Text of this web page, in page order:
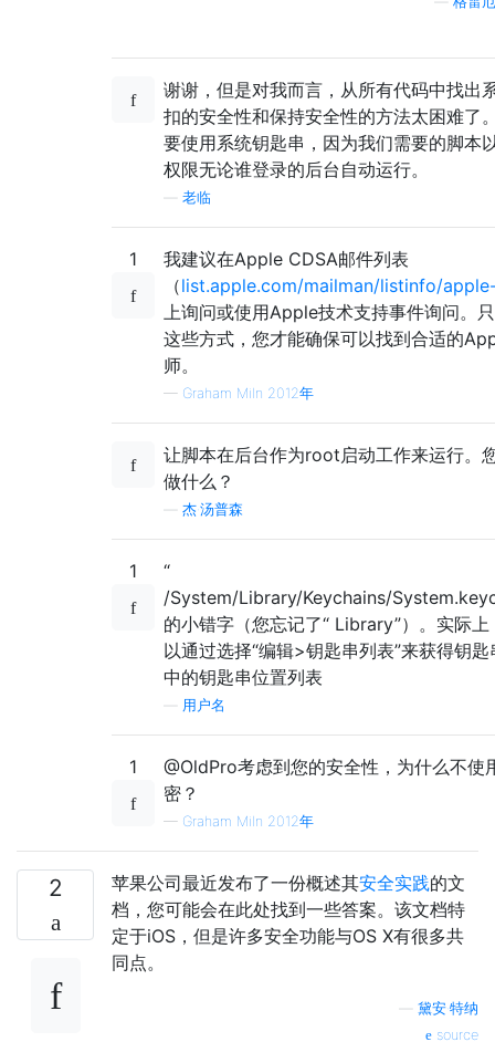
谢谢，但是对我而言，从所有代码中找出
扣的安全性和保持安全性的方法太困难了
要使用系统钥匙串，因为我们需要的脚本
权限无论谁登录的后台自动运行。
老临
1
我建议在Apple CDSA邮件列表
（list.apple.com/mailman/listinfo/
上询问或使用Apple技术支持事件询问。
这些方式，您才能确保可以找到合适的
师。
— Graham Miln 2012年
让脚本在后台作为root启动工作来运行。
做什么？
杰·汤普森
1
“
/System/Library/Keychains/
的小错字（您忘记了“ Library”）。实际上
以通过选择“编辑>钥匙串列表”来获得钥匙
中的钥匙串位置列表
用户名
1
@OldPro考虑到您的安全性，为什么不使
密？
— Graham Miln 2012年
2 苹果公司最近发布了一份概述其安全实践的文
档，您可能会在此处找到一些答案。该文档特
定于iOS，但是许多安全功能与OS X有很多共
同点。
黛安·特纳
source